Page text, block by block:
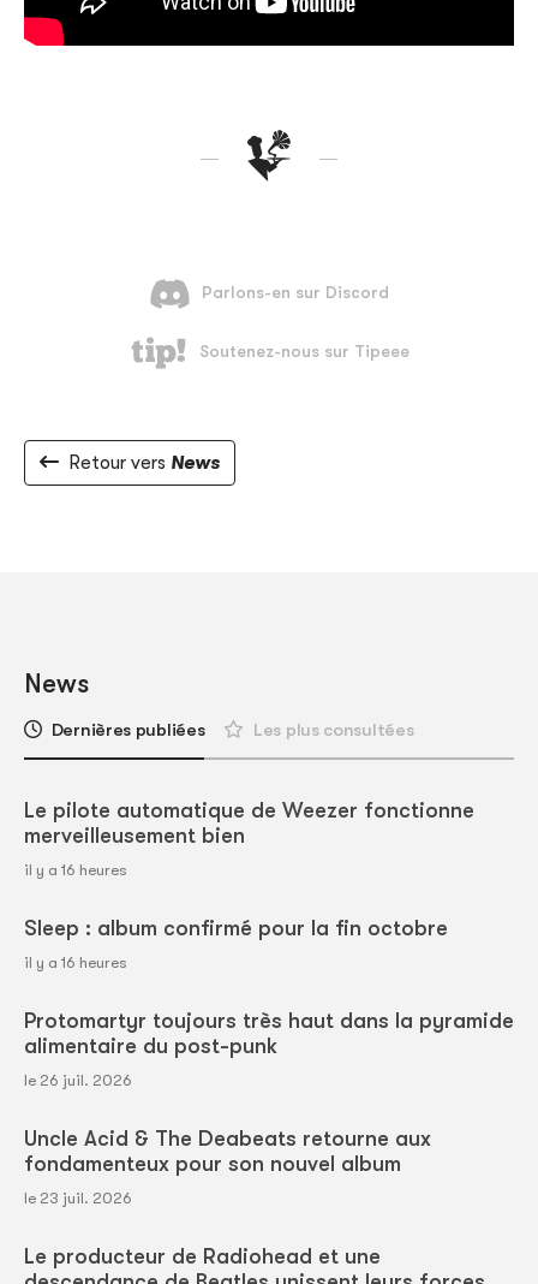
Retour vers News
News
Dernières publiées Les plus consultées
Le pilote automatique de Weezer fonctionne
merveilleusement bien
il y a 16 heures
Sleep : album confirmé pour la fin octobre
il y a 16 heures
Protomartyr toujours très haut dans la pyramide
alimentaire du post-punk
le 26 juil. 2026
Uncle Acid & The Deabeats retourne aux
fondamenteux pour son nouvel album
le 23 juil. 2026
Le producteur de Radiohead et une